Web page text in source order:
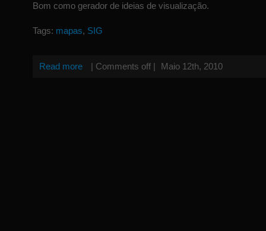
Bom como gerador de ideias de visualização.
Tags: mapas, SIG
Read more | Comments off | Maio 12th, 2010